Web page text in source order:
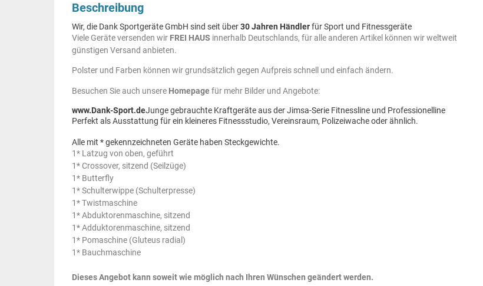
Beschreibung
Wir, die Dank Sportgeräte GmbH sind seit über30 Jahren Händlerfür Sport und Fitnessgeräte
Viele Geräte versenden wir FREI HAUS innerhalb Deutschlands, für alle anderen Artikel können wir weltweit
günstigen Versand anbieten.
Polster und Farben können wir grundsätzlich gegen Aufpreis schnell und einfach ändern.
Besuchen Sie auch unsere Homepagefür mehr Bilder und Angebote:
www.Dank-Sport.deJunge gebrauchte Kraftgeräte aus der Jimsa-Serie Fitnessline und Professionelline
Perfekt als Ausstattung für ein kleineres Fitnessstudio, Vereinsraum, Polizeiwache oder ähnlich.
Alle mit * gekennzeichneten Geräte haben Steckgewichte.
1* Latzug von oben, geführt
1* Crossover, sitzend (Seilzüge)
1* Butterfly
1* Schulterwippe (Schulterpresse)
1* Twistmaschine
1* Abduktorenmaschine, sitzend
1* Adduktorenmaschine, sitzend
1* Pomaschine (Gluteus radial)
1* Bauchmaschine
Dieses Angebot kann soweit wie möglich nach Ihren Wünschen geändert werden.